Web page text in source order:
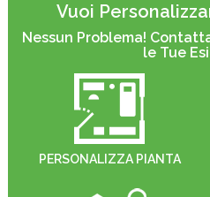
Vuoi
Nessun Problema!
le Tue
PERSONALIZZA PIANTA